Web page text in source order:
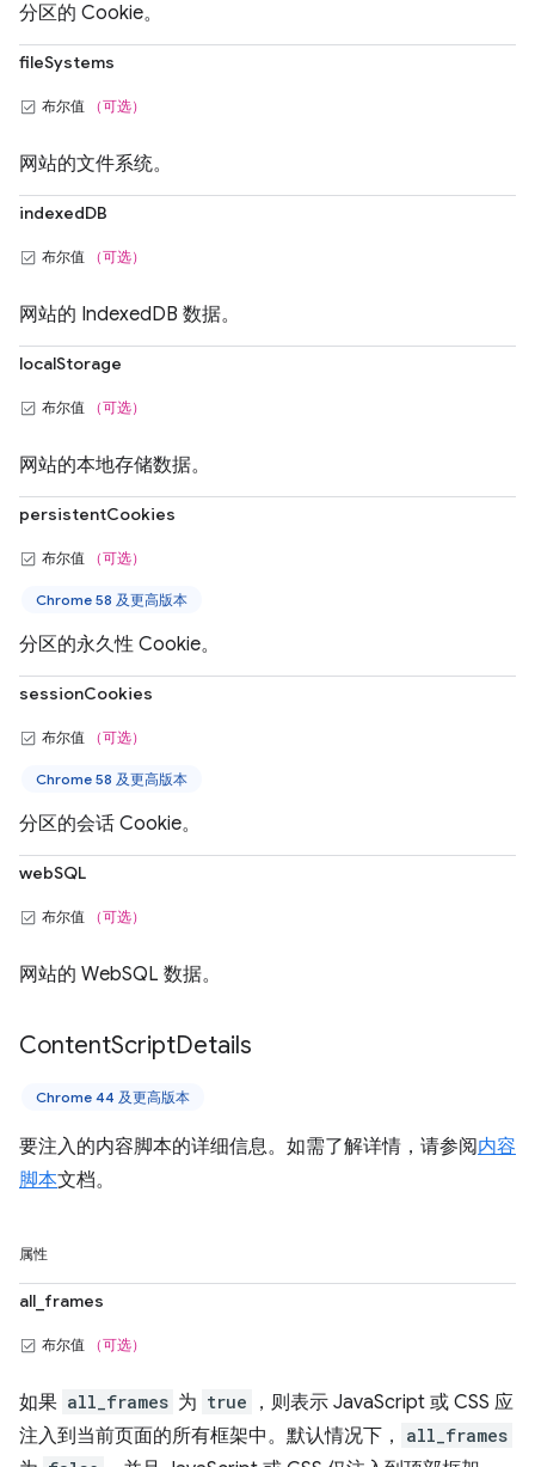
分区的 Cookie。
fileSystems
布尔值 （可选）
网站的文件系统。
indexedDB
布尔值 （可选）
网站的 IndexedDB 数据。
localStorage
布尔值 （可选）
网站的本地存储数据。
persistentCookies
布尔值 （可选）
Chrome 58 及更高版本
分区的永久性 Cookie。
sessionCookies
布尔值 （可选）
Chrome 58 及更高版本
分区的会话 Cookie。
webSQL
布尔值 （可选）
网站的 WebSQL 数据。
ContentScriptDetails
Chrome 44 及更高版本
要注入的内容脚本的详细信息。如需了解详情，请参阅内容
脚本文档。
属性
all_frames
布尔值 （可选）
如果 all_frames 为 true
，则表示 JavaScript 或 CSS 应
注入到当前页面的所有框架中。默认情况下，
all_frames